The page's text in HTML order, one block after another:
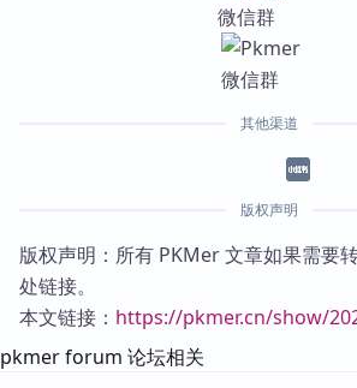
微信群
其他渠道
版权声明
版权声明：所有 PKMer 文章如果需要
处链接。
本文链接： https://pkmer.cn/show/
pkmer forum 论坛相关